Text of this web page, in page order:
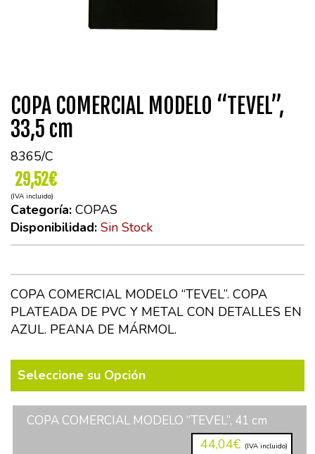
COPA COMERCIAL MODELO “TEVEL”,
33,5 cm
8365/C
29,52€
(IVA incluido)
Categoría: COPAS
Disponibilidad: Sin Stock
COPA COMERCIAL MODELO “TEVEL”. COPA
PLATEADA DE PVC Y METAL CON DETALLES EN
AZUL. PEANA DE MÁRMOL.
Seleccione su Opción
COPA COMERCIAL MODELO “TEVEL”, 41 cm
44,04€ (IVA incluido)